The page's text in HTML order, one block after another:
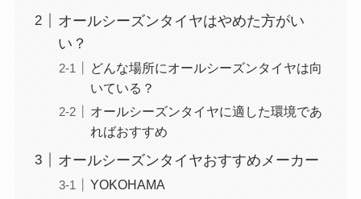
オールシーズンタイヤはやめた方がい
い？
どんな場所にオールシーズンタイヤは向
いている？
オールシーズンタイヤに適した環境であ
ればおすすめ
オールシーズンタイヤおすすめメーカー
YOKOHAMA